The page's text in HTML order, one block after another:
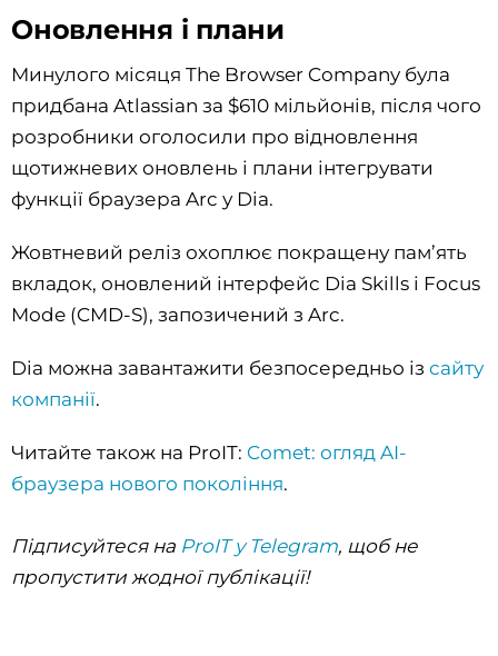
Оновлення і плани
Минулого місяця The Browser Company була
придбана Atlassian за $610 мільйонів, після чого
розробники оголосили про відновлення
щотижневих оновлень і плани інтегрувати
функції браузера Arc у Dia.
Жовтневий реліз охоплює покращену пам’ять
вкладок, оновлений інтерфейс Dia Skills і Focus
Mode (CMD-S), запозичений з Arc.
Dia можна завантажити безпосередньо із сайту
компанії.
Читайте також на ProIT: Comet: огляд AI-
браузера нового покоління.
Підписуйтеся на ProIT у Telegram, щоб не
пропустити жодної публікації!